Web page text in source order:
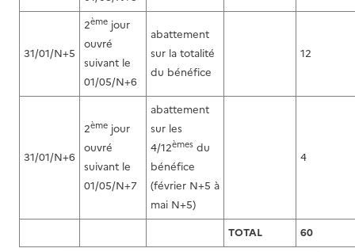
31/01/N+5
2ème jour
ouvré
suivant le
01/05/N+6
abattement
sur la totalité
du bénéfice
12
31/01/N+6
2ème jour
ouvré
suivant le
01/05/N+7
abattement
sur les
4/12èmes du
bénéfice
(février N+5 à
mai N+5)
4
TOTAL 60